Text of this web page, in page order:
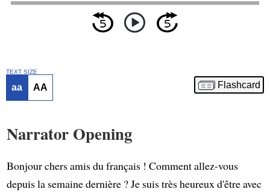
TEXT SIZE
aa AA Flashcard
Narrator Opening
Bonjour chers amis du français ! Comment allez-vous
depuis la semaine dernière ? Je suis très heureux d'être avec